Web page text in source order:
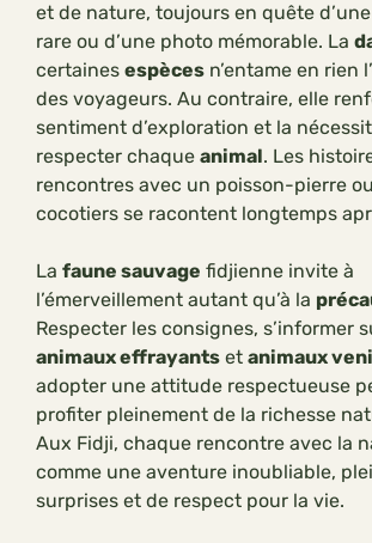
et de nature, toujours en quête
rare ou d’une photo mémorable. La
certaines espèces n’entame en rien
des voyageurs. Au contraire, elle
sentiment d’exploration et la
respecter chaque animal. Les
rencontres avec un poisson-pierre
cocotiers se racontent longtemps
La faune sauvage fidjienne invite à
l’émerveillement autant qu’à la
Respecter les consignes, s’informer
animaux effrayants et animaux
adopter une attitude respectueuse
profiter pleinement de la richesse
Aux Fidji, chaque rencontre avec la
comme une aventure inoubliable,
surprises et de respect pour la vie.